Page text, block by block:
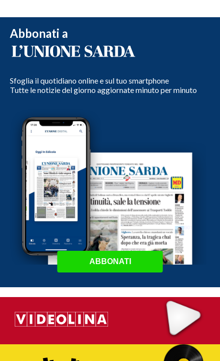
Abbonati a
Sfoglia il quotidiano online e sul tuo smartphone
Tutte le notizie del giorno aggiornate minuto per minuto
ABBONATI